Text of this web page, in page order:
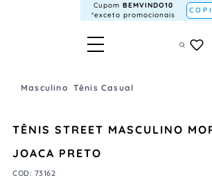
Cupom BEMVINDO10
*exceto promocionais
Masculino Tênis Casual
TÊNIS STREET MASCULINO
JOACA PRETO
COD: 73162